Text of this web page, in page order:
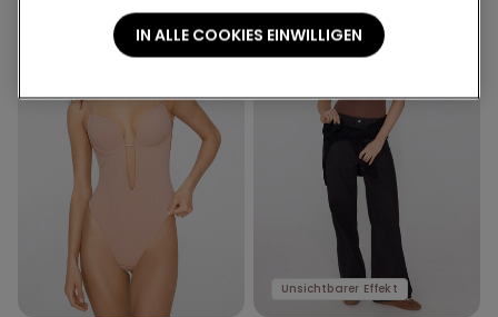
Unsichtbarer Effekt
IN ALLE COOKIES EINWILLIGEN